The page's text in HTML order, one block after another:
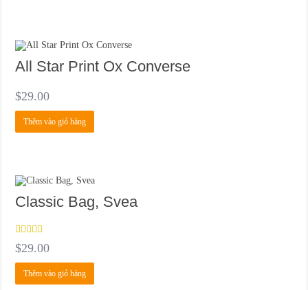
All Star Print Ox Converse
$29.00
Thêm vào giỏ hàng
Classic Bag, Svea
Được
xếp
hạng
3.505
sao
$29.00
Thêm vào giỏ hàng